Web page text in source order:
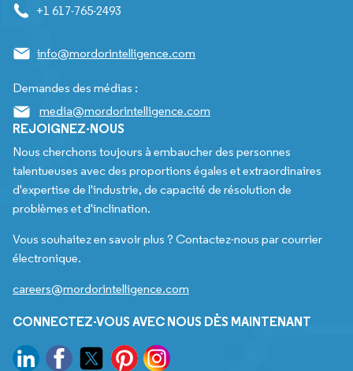
+1 617-765-2493
info@mordorintelligence.com
Demandes des médias :
media@mordorintelligence.com
REJOIGNEZ-NOUS
Nous cherchons toujours à embaucher des personnes
talentueuses avec des proportions égales et extraordinaires
d'expertise de l'industrie, de capacité de résolution de
problèmes et d'inclination.
Vous souhaitez en savoir plus ? Contactez-nous par courrier
électronique.
careers@mordorintelligence.com
CONNECTEZ-VOUS AVEC NOUS DÈS MAINTENANT